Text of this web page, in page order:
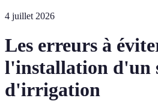
4 juillet 2026
Les erreurs à
l'installation d'un
d'irrigation